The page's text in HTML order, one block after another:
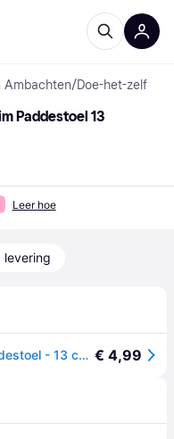
Ambachten/Doe-het-zelf
Paddestoel 13
Leer hoe
levering
Rayher hobby DIY piepschuim paddestoel - 13 cm - wit - Knutselen - materialen € 4,99